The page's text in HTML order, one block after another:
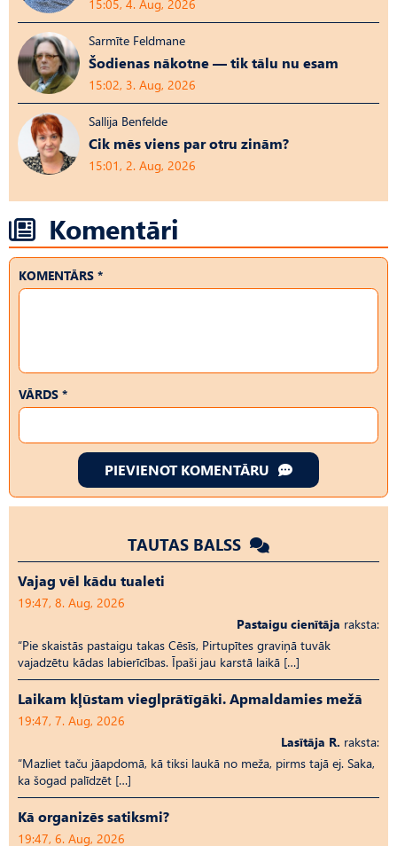
15:05, 4. Aug, 2026
Sarmīte Feldmane
Šodienas nākotne — tik tālu nu esam
15:02, 3. Aug, 2026
Sallija Benfelde
Cik mēs viens par otru zinām?
15:01, 2. Aug, 2026
Komentāri
KOMENTĀRS *
VĀRDS *
PIEVIENOT KOMENTĀRU
TAUTAS BALSS
Vajag vēl kādu tualeti
19:47, 8. Aug, 2026
Pastaigu cienītāja raksta:
“Pie skaistās pastaigu takas Cēsīs, Pirtupītes graviņā tuvāk
vajadzētu kādas labierīcības. Īpaši jau karstā laikā […]
Laikam kļūstam vieglprātīgāki. Apmaldamies mežā
19:47, 7. Aug, 2026
Lasītāja R. raksta:
“Mazliet taču jāapdomā, kā tiksi laukā no meža, pirms tajā ej. Saka,
ka šogad palīdzēt […]
Kā organizēs satiksmi?
19:47, 6. Aug, 2026